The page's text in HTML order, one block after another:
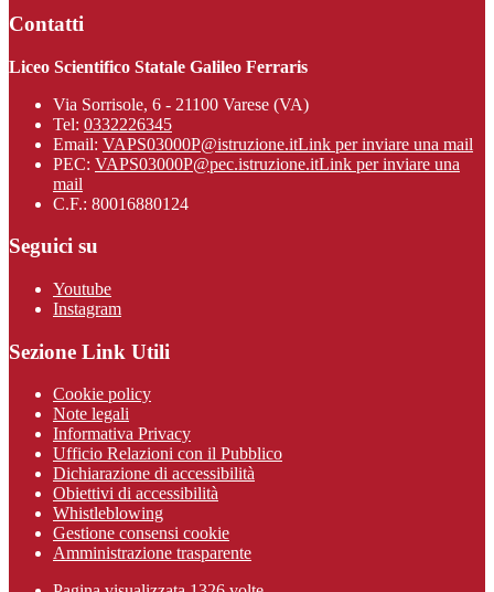
Contatti
Liceo Scientifico Statale Galileo Ferraris
Via Sorrisole, 6 - 21100 Varese (VA)
Tel: 0332226345
Email: VAPS03000P@istruzione.itLink per inviare una mail
PEC: VAPS03000P@pec.istruzione.itLink per inviare una
mail
C.F.: 80016880124
Seguici su
Youtube
Instagram
Sezione Link Utili
Cookie policy
Note legali
Informativa Privacy
Ufficio Relazioni con il Pubblico
Dichiarazione di accessibilità
Obiettivi di accessibilità
Whistleblowing
Gestione consensi cookie
Amministrazione trasparente